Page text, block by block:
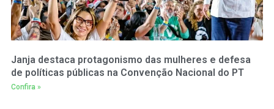
Janja destaca protagonismo das mulheres e defesa
de políticas públicas na Convenção Nacional do PT
Confira »